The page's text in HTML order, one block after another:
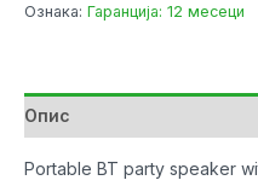
Ознака: Гаранција: 12 месеци
Опис
Portable BT party speaker